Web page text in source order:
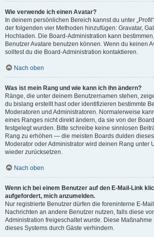
Wie verwende ich einen Avatar?
In deinem persönlichen Bereich kannst du unter
der folgenden vier Methoden hinzufügen: Gravatar,
Hochladen. Die Board-Administration kann
Benutzer Avatare benutzen können. Wenn du keinen
solltest du die Board-Administration kontaktieren.
Nach oben
Was ist mein Rang und wie kann ich ihn ändern?
Ränge, die unter deinem Benutzernamen stehen,
du bislang erstellt hast oder identifizieren bestimmte
Moderatoren und Administratoren. Normalerweise
eines Ranges nicht direkt ändern, da sie von der
festgelegt wurden. Bitte schreibe keine sinnlosen
Rang zu erhöhen — die meisten Boards dulden
Moderator oder Administrator wird deinen Rang unter
wieder zurücksetzen.
Nach oben
Wenn ich bei einem Benutzer auf den E-Mail-Link
aufgefordert, mich anzumelden.
Nur registrierte Benutzer dürfen die foreninterne E-
Nachrichten an andere Benutzer nutzen, falls diese
Administration freigeschaltet wurde. Diese Maßnahme
dieses Systems durch Gäste verhindern.